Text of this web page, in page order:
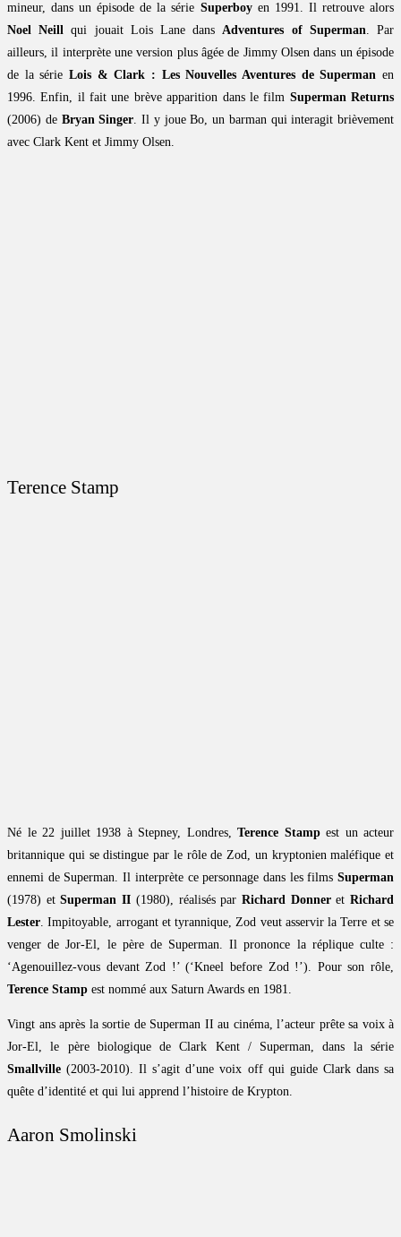
mineur, dans un épisode de la série Superboyen 1991. Il retrouve alors
Noel Neill qui jouait Lois Lane dansAdventures of Superman. Par
ailleurs, il interprète une version plus âgée de Jimmy Olsen dans un épisode
de la série Lois & Clark : Les Nouvelles Aventures de Superman en
1996. Enfin, il fait une brève apparition dans le film Superman Returns
(2006) de Bryan Singer. Il y joue Bo, un barman qui interagit brièvement
avec Clark Kent et Jimmy Olsen.
Terence Stamp
Né le 22 juillet 1938 à Stepney, Londres, Terence Stampest un acteur
britannique qui se distingue par le rôle de Zod, un kryptonien maléfique et
ennemi de Superman. Il interprète ce personnage dans les films Superman
(1978) etSuperman II (1980), réalisés par Richard DonneretRichard
Lester. Impitoyable, arrogant et tyrannique, Zod veut asservir la Terre et se
venger de Jor-El, le père de Superman. Il prononce la réplique culte :
‘Agenouillez-vous devant Zod !’ (‘Kneel before Zod !’). Pour son rôle,
Terence Stamp est nommé aux Saturn Awards en 1981.
Vingt ans après la sortie de Superman II au cinéma, l’acteur prête sa voix à
Jor-El, le père biologique de Clark Kent / Superman, dans la série
Smallville (2003-2010). Il s’agit d’une voix off qui guide Clark dans sa
quête d’identité et qui lui apprend l’histoire de Krypton.
Aaron Smolinski